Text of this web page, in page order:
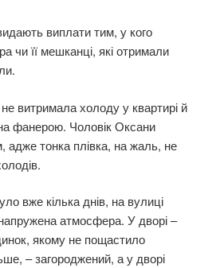
виплати тим, у кого
чи її мешканці, які отримали
витримала холоду у квартирі й
фанерою. Чоловік Оксани
тонка плівка, на жаль, не
вже кілька днів, на вулиці
атмосфера. У дворі –
якому не пощастило
– загороджений, а у дворі